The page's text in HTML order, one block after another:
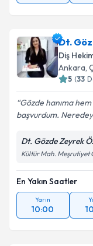
Dt.
Diş
Ankara,
5 (33
Gözde hanıma
başvurdum.
Dt. Gözde Zeyrek
Kültür Mah. Meşrutiyet
En Yakın Saatler
Yarın
10:00